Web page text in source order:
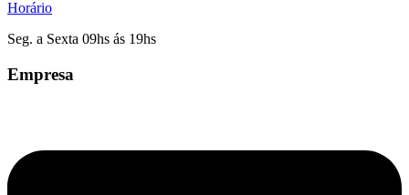
Horário
Seg. a Sexta 09hs ás 19hs
Empresa